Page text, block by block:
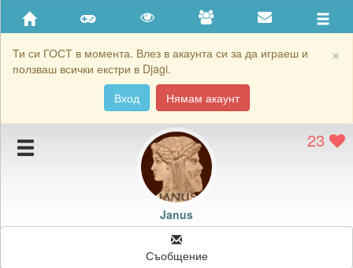
×
Ти си ГОСТ в момента. Влез в акаунта си за да играеш и
ползваш всички екстри в Djagi.
Вход
Нямам акаунт
Приятели
Хронология на игри
Подаръците на Janus 23
Janus
Съобщение